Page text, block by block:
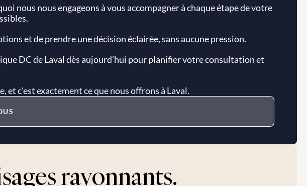
nous nous engageons à vous accompagner à chaque étape de votre
et de prendre une décision éclairée, sans aucune pression.
DC de Laval dès aujourd'hui pour planifier votre consultation et
c'est exactement ce que nous offrons à Laval.
rayonnants.